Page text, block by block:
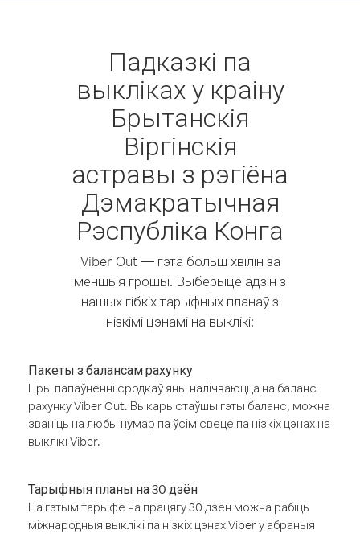
Падказкі па
выкліках у краіну
Брытанскія
Віргінскія
астравы з рэгіёна
Дэмакратычная
Рэспубліка Конга
Viber Out — гэта больш хвілін за
меншыя грошы. Выберыце адзін з
нашых гібкіх тарыфных планаў з
нізкімі цэнамі на выклікі:
Пакеты з балансам рахунку
Пры папаўненні сродкаў яны налічваюцца на баланс
рахунку Viber Out. Выкарыстаўшы гэты баланс, можна
званіць на любы нумар па ўсім свеце па нізкіх цэнах на
выклікі Viber.
Тарыфныя планы на 30 дзён
На гэтым тарыфе на працягу 30 дзён можна рабіць
міжнародныя выклікі па нізкіх цэнах Viber у абраныя